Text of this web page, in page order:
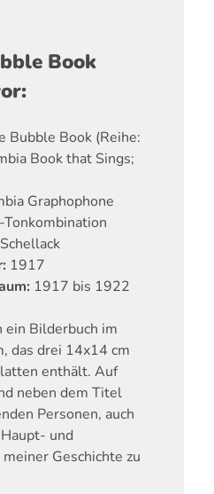
Book
Bubble Book (Reihe:
Book that Sings;
Graphophone
Tonkombination
1917
1917 bis 1922
ein Bilderbuch im
das drei 14x14 cm
enthält. Auf
neben dem Titel
Personen, auch
und
Geschichte zu